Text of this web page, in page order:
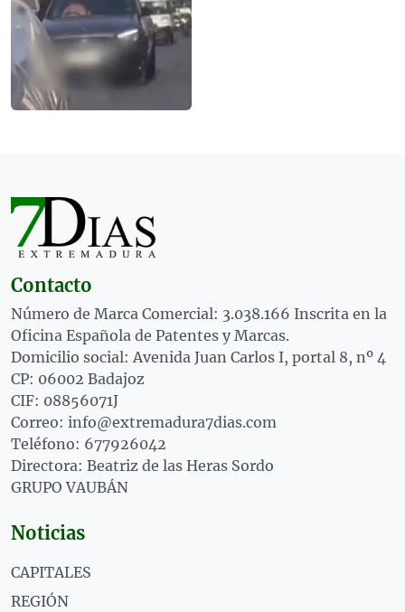
Contacto
Número de Marca Comercial: 3.038.166 Inscrita en la
Oficina Española de Patentes y Marcas.
Domicilio social: Avenida Juan Carlos I, portal 8, nº 4
CP: 06002 Badajoz
CIF: 08856071J
Correo: info@extremadura7dias.com
Teléfono: 677926042
Directora: Beatriz de las Heras Sordo
GRUPO VAUBÁN
Noticias
CAPITALES
REGIÓN